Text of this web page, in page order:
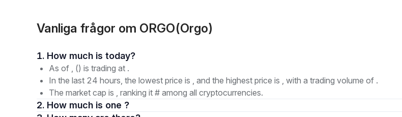
Vanliga frågor om ORGO(Orgo)
1. How much is today?
As of , () is trading at .
In the last 24 hours, the lowest price is , and the highest price is , with a trading volume of .
The market cap is , ranking it # among all cryptocurrencies.
2. How much is one ?